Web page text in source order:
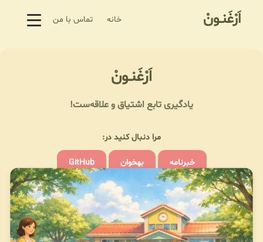
اَرْغَنـونْ خانه تماس با من
اَرْغَنـونْ
یادگیری تابع اشتیاق و علاقه‌ست!
مرا دنبال کنید در:
خبرنامه بهخوان GitHub